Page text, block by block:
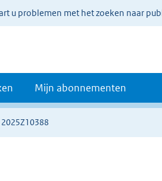
u problemen met het zoeken naar
Mijn abonnementen